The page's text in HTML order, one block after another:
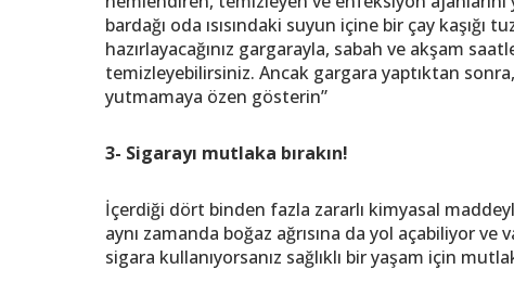
bardağı oda ısısındaki suyun içine bir çay kaşığı
hazırlayacağınız gargarayla, sabah ve akşam
temizleyebilirsiniz. Ancak gargara yaptıktan
yutmamaya özen gösterin”
3- Sigarayı mutlaka bırakın!
İçerdiği dört binden fazla zararlı kimyasal
aynı zamanda boğaz ağrısına da yol açabiliyor ve
sigara kullanıyorsanız sağlıklı bir yaşam için